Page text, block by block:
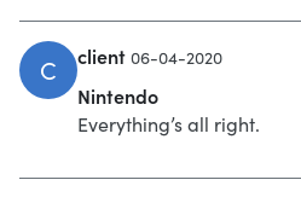
C client 06-04-2020
Nintendo
Everything’s all right.